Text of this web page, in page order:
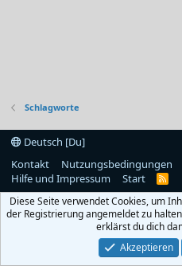
Schlagworte
Deutsch [Du]
Kontakt
Nutzungsbedingungen
Hilfe und Impressum
Start
R
S
Diese Seite verwendet Cookies, um
der Registrierung angemeldet zu
erklärst du dich
Akzeptieren